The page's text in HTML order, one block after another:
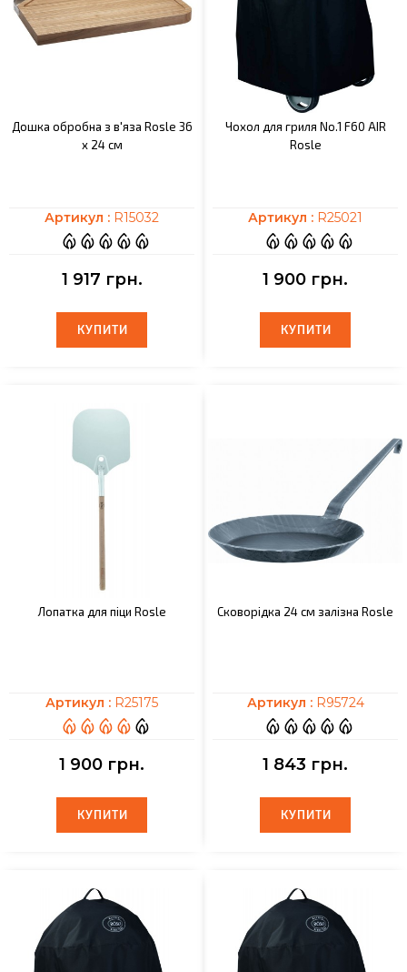
Дошка обробна з в'яза Rosle 36
х 24 см
Артикул : R15032
1 917 грн.
КУПИТИ
КУПИТИ
Чохол для гриля No.1 F60 AIR
Rosle
Артикул : R25021
1 900 грн.
КУПИТИ
КУПИТИ
Лопатка для піци Rosle
Артикул : R25175
1 900 грн.
КУПИТИ
КУПИТИ
Сковорідка 24 см залізна Rosle
Артикул : R95724
1 843 грн.
КУПИТИ
КУПИТИ